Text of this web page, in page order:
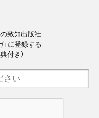
致知出版社
」に登録する
付き）